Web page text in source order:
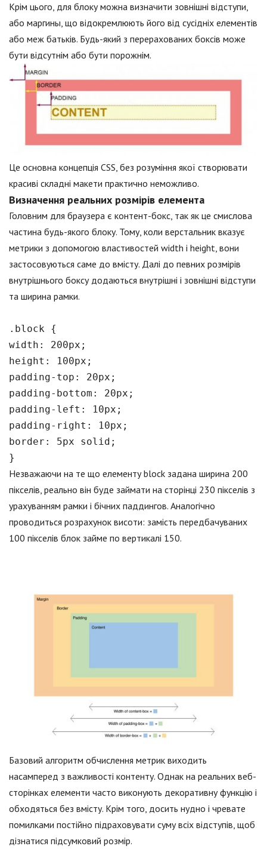
Крім цього, для блоку можна визначити зовнішні відступи,
або маргины, що відокремлюють його від сусідніх елементів
або меж батьків. Будь-який з перерахованих боксів може
бути відсутнім або бути порожнім.
Це основна концепція CSS, без розуміння якої створювати
красиві складні макети практично неможливо.
Визначення реальних розмірів елемента
Головним для браузера є контент-бокс, так як це смислова
частина будь-якого блоку. Тому, коли верстальник вказує
метрики з допомогою властивостей width і height, вони
застосовуються саме до вмісту. Далі до певних розмірів
внутрішнього боксу додаються внутрішні і зовнішні відступи
та ширина рамки.
.block {
width: 200px;
height: 100px;
padding-top: 20px;
padding-bottom: 20px;
padding-left: 10px;
padding-right: 10px;
border: 5px solid;
}
Незважаючи на те що елементу block задана ширина 200
пікселів, реально він буде займати на сторінці 230 пікселів з
урахуванням рамки і бічних паддингов. Аналогічно
проводиться розрахунок висоти: замість передбачуваних
100 пікселів блок займе по вертикалі 150.
Базовий алгоритм обчислення метрик виходить
насамперед з важливості контенту. Однак на реальних веб-
сторінках елементи часто виконують декоративну функцію і
обходяться без вмісту. Крім того, досить нудно і чревате
помилками постійно підраховувати суму всіх відступів, щоб
дізнатися підсумковий розмір.